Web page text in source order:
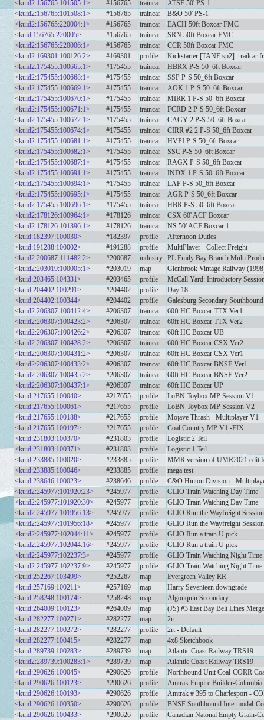
<kuid2:156765:101505:1> #156765 traincar
ATSF 50' PS-1
<kuid2:156765:101508:1>
#156765 traincar
B&O 50' PS-1
<kuid2:156765:220004:1>
#156765 traincar
EACH 50ft Boxcar FMC
<kuid:156765:220005>
#156765 traincar
SRN 50ft Boxcar FMC
<kuid2:156765:220006:1>
#156765 traincar
CCR 50ft Boxcar FMC
<kuid2:169301:100126:2>
#169301 profile
Kickstarter [TANE sp2] - railcar
<kuid2:175455:100665:1>
#175455 traincar
HBRX P-S 50_6ft Boxcar
<kuid2:175455:100668:1>
#175455 traincar
SSP P-S 50_6ft Boxcar
<kuid2:175455:100669:1>
#175455 traincar
AOK 1 P-S 50_6ft Boxcar
<kuid2:175455:100670:1>
#175455 traincar
MIRR 1 P-S 50_6ft Boxcar
<kuid2:175455:100671:1>
#175455 traincar
FCRD 2 P-S 50_6ft Boxcar
<kuid2:175455:100672:1>
#175455 traincar
CAGY 2 P-S 50_6ft Boxcar
<kuid2:175455:100674:1>
#175455 traincar
CIRR #2 2 P-S 50_6ft Boxcar
<kuid2:175455:100681:1>
#175455 traincar
HVPI P-S 50_6ft Boxcar
<kuid2:175455:100682:1>
#175455 traincar
SSC P-S 50_6ft Boxcar
<kuid2:175455:100687:1>
#175455 traincar
RAGX P-S 50_6ft Boxcar
<kuid2:175455:100691:1>
#175455 traincar
INDX 1 P-S 50_6ft Boxcar
<kuid2:175455:100694:1>
#175455 traincar
LAF P-S 50_6ft Boxcar
<kuid2:175455:100695:1>
#175455 traincar
AGR P-S 50_6ft Boxcar
<kuid2:175455:100696:1>
#175455 traincar
HBR P-S 50_6ft Boxcar
<kuid2:178126:100964:1>
#178126 traincar
CSX 60' ACF Boxcar
<kuid2:178126:101396:1>
#178126 traincar
NS 50' ACF Boxcar 1
<kuid:182397:100030>
#182397 profile
Afternoon Duties
<kuid:191288:100002>
#191288 profile
MultiPlayer - Collect Freight
<kuid2:200687:111482:2>
#200687 industry PL Emily Bay Branch Multi
<kuid2:203019:100005:1>
#203019 map
Glenbrook Vintage Railway
<kuid:203465:104331>
#203465 profile
McCall Yard: Introductory
<kuid:204402:100291>
#204402 profile
Day 18
<kuid:204402:100344>
#204402 profile
Galesburg Secondary
<kuid2:206307:100412:4>
#206307 traincar
60ft HC Boxcar TTX Ver1
<kuid2:206307:100423:2>
#206307 traincar
60ft HC Boxcar TTX Ver2
<kuid2:206307:100426:2>
#206307 traincar
60ft HC Boxcar UB
<kuid2:206307:100428:2>
#206307 traincar
60ft HC Boxcar CSX Ver2
<kuid2:206307:100431:2>
#206307 traincar
60ft HC Boxcar CSX Ver1
<kuid2:206307:100433:2>
#206307 traincar
60ft HC Boxcar BNSF Ver1
<kuid2:206307:100435:2>
#206307 traincar
60ft HC Boxcar BNSF Ver2
<kuid2:206307:100437:1>
#206307 traincar
60ft HC Boxcar UP
<kuid:217655:100040>
#217655 profile
LoBN Toybox MP Session V1
<kuid:217655:100061>
#217655 profile
LoBN Toybox MP Session V2
<kuid:217655:100188>
#217655 profile
Mojave Thrash - Multiplayer V1
<kuid:217655:100197>
#217655 profile
Coal Country MP V1 -FIX
<kuid:231803:100370>
#231803 profile
Logistic 2 Teil
<kuid:231803:100371>
#231803 profile
Logistic 1 Teil
<kuid:233885:100020>
#233885 profile
MMR version of UMR2021 edit
<kuid:233885:100046>
#233885 profile
mega test
<kuid:238646:100023>
#238646 profile
C&O Hinton Division -
<kuid2:245977:101920:23>
#245977 profile
GLIO Train Watching Day Time
<kuid2:245977:101920:30>
#245977 profile
GLIO Train Watching Day Time
<kuid2:245977:101956:13>
#245977 profile
GLIO Run the Wayfreight Session
<kuid2:245977:101956:18>
#245977 profile
GLIO Run the Wayfreight Session
<kuid2:245977:102044:11>
#245977 profile
GLIO Run a train U pick
<kuid2:245977:102044:16>
#245977 profile
GLIO Run a train U pick
<kuid2:245977:102237:3>
#245977 profile
GLIO Train Watching Night Time
<kuid2:245977:102237:9>
#245977 profile
GLIO Train Watching Night Time
<kuid:252267:103499>
#252267 map
Evergreen Valley RR
<kuid:257169:100211>
#257169 map
Harry Seventeen downgrade
<kuid:258248:100174>
#258248 map
Algonquin Secondary
<kuid:264009:100123>
#264009 map
(JS) #3 East Bay Belt Lines
<kuid:282277:100271>
#282277 map
2rt
<kuid:282277:100272>
#282277 profile
2rt - Default
<kuid:282277:100415>
#282277 map
4x8 Sketchbook
<kuid:289739:100283>
#289739 map
Atlantic Coast Railway TRS19
<kuid2:289739:100283:1>
#289739 map
Atlantic Coast Railway TRS19
<kuid:290626:100045>
#290626 profile
Northbound Unit Coal-CORR
<kuid:290626:100123>
#290626 profile
Amtrak Empire Builder-
<kuid:290626:100193>
#290626 profile
Amtrak # 395 to Charlesport -
<kuid:290626:100350>
#290626 profile
BNSF Southbound Intermodal-
<kuid:290626:100433>
#290626 profile
Canadian Natonal Empty Grain-